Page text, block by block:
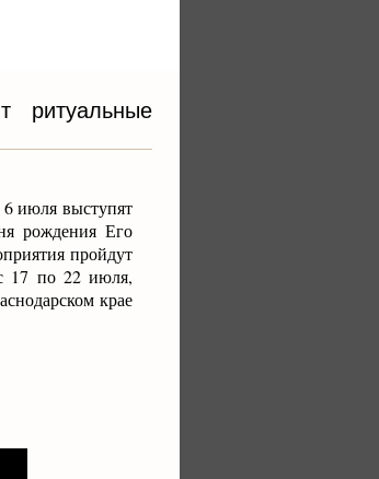
ритуальные
6 июля выступят
рождения Его
пройдут
17 по 22 июля,
крае